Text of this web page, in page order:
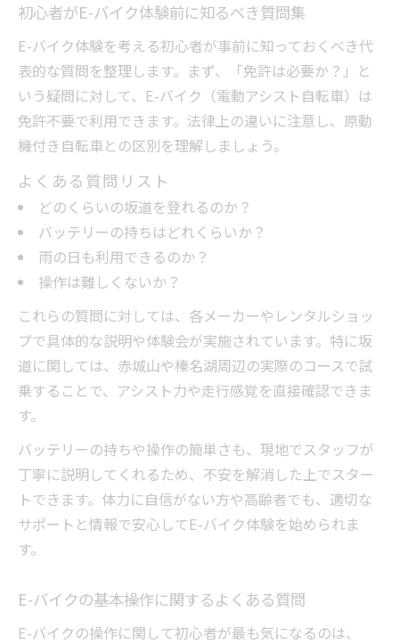
初心者がE-バイク体験前に知るべき質問集
E-バイク体験を考える初心者が事前に知っておくべき代
表的な質問を整理します。まず、「免許は必要か？」と
いう疑問に対して、E-バイク（電動アシスト自転車）は
免許不要で利用できます。法律上の違いに注意し、原動
機付き自転車との区別を理解しましょう。
よくある質問リスト
どのくらいの坂道を登れるのか？
バッテリーの持ちはどれくらいか？
雨の日も利用できるのか？
操作は難しくないか？
これらの質問に対しては、各メーカーやレンタルショッ
プで具体的な説明や体験会が実施されています。特に坂
道に関しては、赤城山や榛名湖周辺の実際のコースで試
乗することで、アシスト力や走行感覚を直接確認できま
す。
バッテリーの持ちや操作の簡単さも、現地でスタッフが
丁寧に説明してくれるため、不安を解消した上でスター
トできます。体力に自信がない方や高齢者でも、適切な
サポートと情報で安心してE-バイク体験を始められま
す。
E-バイクの基本操作に関するよくある質問
E-バイクの操作に関して初心者が最も気になるのは、